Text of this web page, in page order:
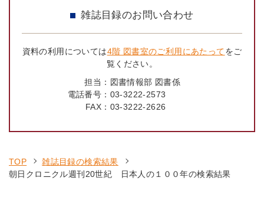
雑誌目録のお問い合わせ
資料の利用については4階 図書室のご利用にあたってをご
覧ください。
担当： 図書情報部 図書係
電話番号： 03-3222-2573
FAX： 03-3222-2626
TOP
雑誌目録の検索結果
朝日クロニクル週刊20世紀 日本人の１００年の検索結果